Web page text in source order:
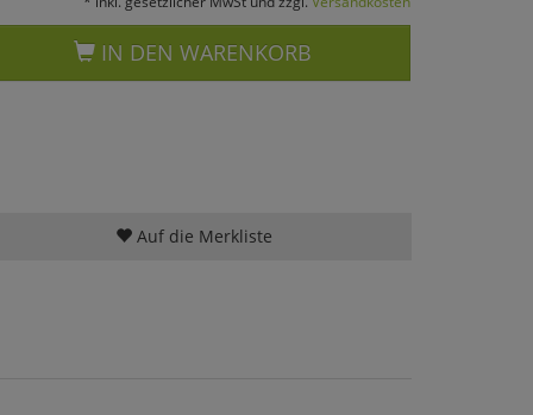
IN DEN WARENKORB
Auf die Merkliste